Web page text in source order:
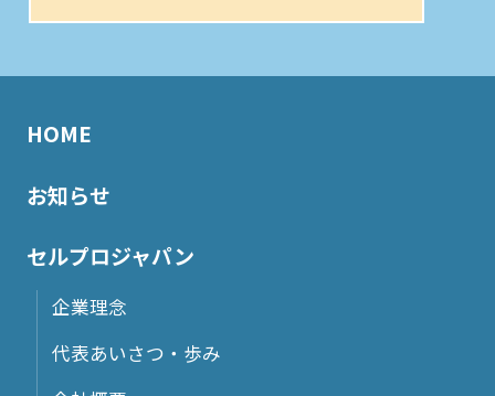
HOME
お知らせ
セルプロジャパン
企業理念
代表あいさつ・歩み